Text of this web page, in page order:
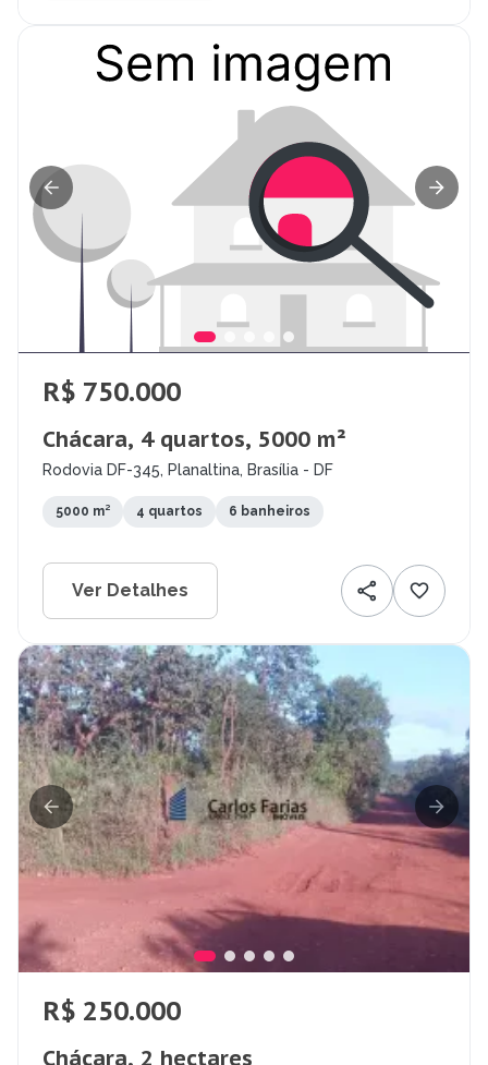
R$ 750.000
Chácara, 4 quartos, 5000 m²
Rodovia DF-345, Planaltina, Brasília - DF
5000 m² 4 quartos 6 banheiros
Ver Detalhes
R$ 250.000
Chácara, 2 hectares